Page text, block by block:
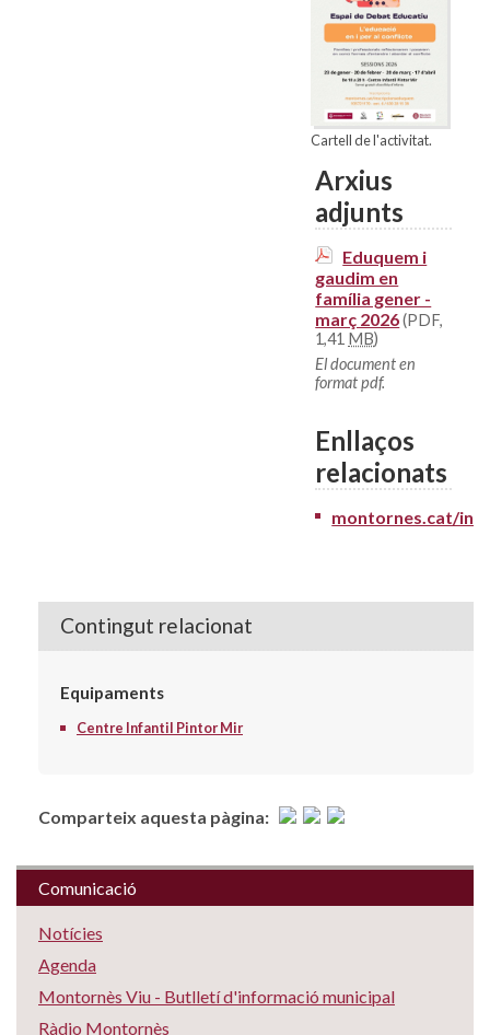
Cartell de l'activitat.
Arxius
adjunts
Eduquem i
gaudim en
família gener -
març 2026(PDF,
1,41 MB)
El document en
format pdf.
Enllaços
relacionats
montornes.cat/
Contingut relacionat
Equipaments
Centre Infantil Pintor Mir
Comparteix aquesta pàgina:
Comunicació
Notícies
Agenda
Montornès Viu - Butlletí d'informació municipal
Ràdio Montornès